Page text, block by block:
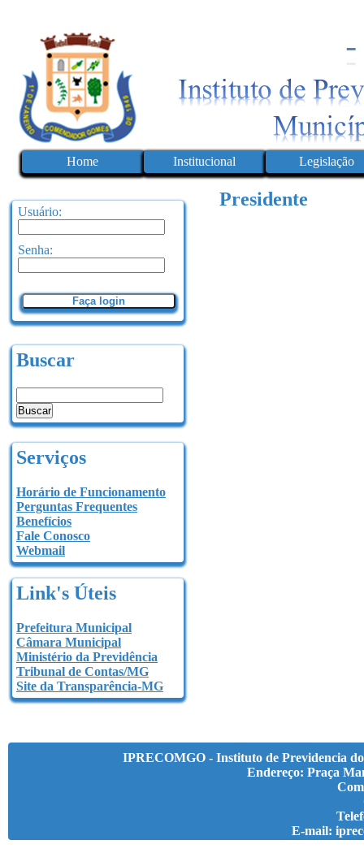
Home Institucional Legislação
Usuário:
Senha:
Faça login
Buscar
Serviços
Horário de Funcionamento
Perguntas Frequentes
Benefícios
Fale Conosco
Webmail
Link's Úteis
Prefeitura Municipal
Câmara Municipal
Ministério da Previdência
Tribunal de Contas/MG
Site da Transparência-MG
Presidente
IPRECOMGO - Instituto de Previdencia
Endereço: Praça
E-mail: